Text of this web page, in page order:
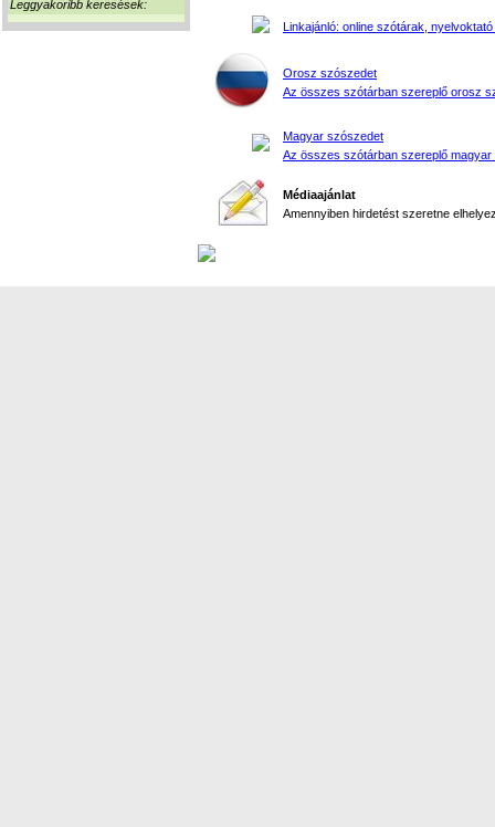
Leggyakoribb keresések:
Linkajánló: online szótárak, nyelvoktató
Orosz szószedet
Az összes szótárban szereplő orosz
Magyar szószedet
Az összes szótárban szereplő magyar
Médiaajánlat
Amennyiben hirdetést szeretne